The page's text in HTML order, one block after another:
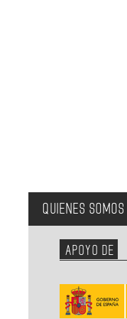
QUIENES SOMOS
APOYO DE